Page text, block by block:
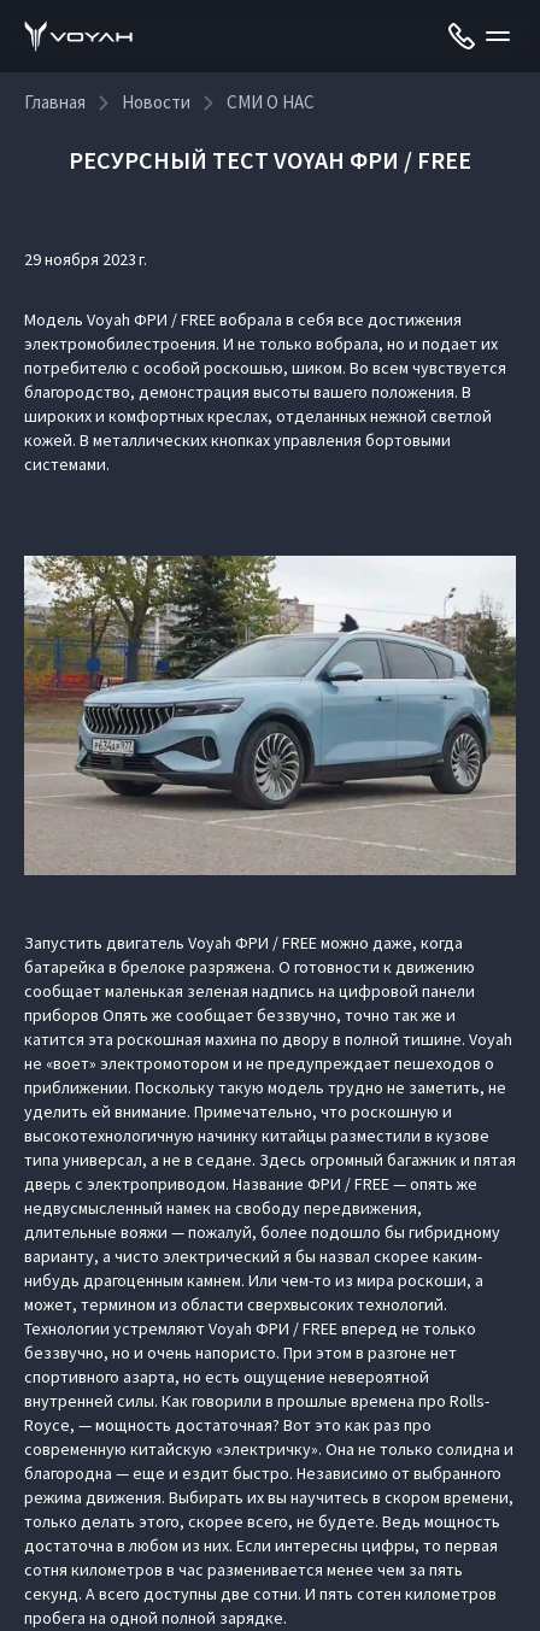
Главная Новости СМИ О НАС
РЕСУРСНЫЙ ТЕСТ VOYAH ФРИ / FREE
29 ноября 2023 г.
Модель Voyah ФРИ / FREE вобрала в себя все достижения
электромобилестроения. И не только вобрала, но и подает их
потребителю с особой роскошью, шиком. Во всем чувствуется
благородство, демонстрация высоты вашего положения. В
широких и комфортных креслах, отделанных нежной светлой
кожей. В металлических кнопках управления бортовыми
системами.
Запустить двигатель Voyah ФРИ / FREE можно даже, когда
батарейка в брелоке разряжена. О готовности к движению
сообщает маленькая зеленая надпись на цифровой панели
приборов Опять же сообщает беззвучно, точно так же и
катится эта роскошная махина по двору в полной тишине. Voyah
не «воет» электромотором и не предупреждает пешеходов о
приближении. Поскольку такую модель трудно не заметить, не
уделить ей внимание. Примечательно, что роскошную и
высокотехнологичную начинку китайцы разместили в кузове
типа универсал, а не в седане. Здесь огромный багажник и пятая
дверь с электроприводом. Название ФРИ / FREE — опять же
недвусмысленный намек на свободу передвижения,
длительные вояжи — пожалуй, более подошло бы гибридному
варианту, а чисто электрический я бы назвал скорее каким-
нибудь драгоценным камнем. Или чем-то из мира роскоши, а
может, термином из области сверхвысоких технологий.
Технологии устремляют Voyah ФРИ / FREE вперед не только
беззвучно, но и очень напористо. При этом в разгоне нет
спортивного азарта, но есть ощущение невероятной
внутренней силы. Как говорили в прошлые времена про Rolls-
Royce, — мощность достаточная? Вот это как раз про
современную китайскую «электричку». Она не только солидна и
благородна — еще и ездит быстро. Независимо от выбранного
режима движения. Выбирать их вы научитесь в скором времени,
только делать этого, скорее всего, не будете. Ведь мощность
достаточна в любом из них. Если интересны цифры, то первая
сотня километров в час разменивается менее чем за пять
секунд. А всего доступны две сотни. И пять сотен километров
пробега на одной полной зарядке.